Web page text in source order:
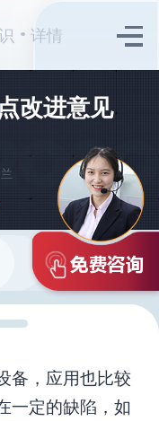
详情
改进意见
备，应用也比较
一定的缺陷，如